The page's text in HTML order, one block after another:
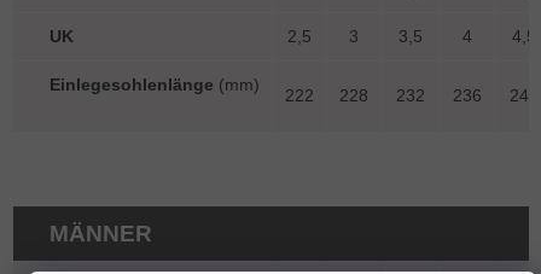
UK 2,5 3 3,5 4 4,5
Einlegesohlenlänge (mm)
222 228 232 236 241
MÄNNER